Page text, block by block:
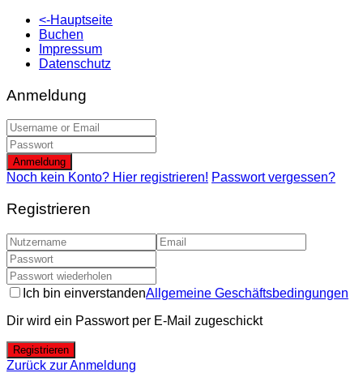
<-Hauptseite
Buchen
Impressum
Datenschutz
Anmeldung
Anmeldung
Noch kein Konto? Hier registrieren! Passwort vergessen?
Registrieren
Ich bin einverstandenAllgemeine Geschäftsbedingungen
Dir wird ein Passwort per E-Mail zugeschickt
Registrieren
Zurück zur Anmeldung